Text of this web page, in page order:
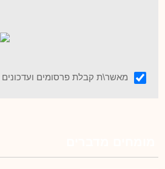
מאשר\ת קבלת פרסומים